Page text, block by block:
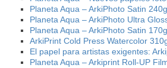
Planeta Aqua – ArkiPhoto Satin 240g
Planeta Aqua – ArkiPhoto Ultra
Planeta Aqua – ArkiPhoto Satin 170g
ArkiPrint Cold Press Watercolor
El papel para artistas exigentes:
Planeta Aqua – Arkiprint Roll-UP